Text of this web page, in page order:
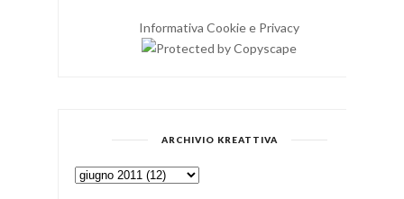
Informativa Cookie e Privacy
ARCHIVIO KREATTIVA